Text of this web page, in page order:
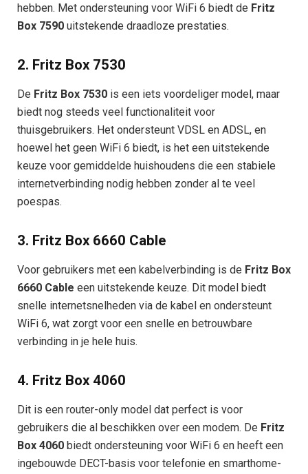
hebben. Met ondersteuning voor WiFi 6 biedt de Fritz
Box 7590 uitstekende draadloze prestaties.
2. Fritz Box 7530
De Fritz Box 7530 is een iets voordeliger model, maar
biedt nog steeds veel functionaliteit voor
thuisgebruikers. Het ondersteunt VDSL en ADSL, en
hoewel het geen WiFi 6 biedt, is het een uitstekende
keuze voor gemiddelde huishoudens die een stabiele
internetverbinding nodig hebben zonder al te veel
poespas.
3. Fritz Box 6660 Cable
Voor gebruikers met een kabelverbinding is de Fritz Box
6660 Cable een uitstekende keuze. Dit model biedt
snelle internetsnelheden via de kabel en ondersteunt
WiFi 6, wat zorgt voor een snelle en betrouwbare
verbinding in je hele huis.
4. Fritz Box 4060
Dit is een router-only model dat perfect is voor
gebruikers die al beschikken over een modem. De Fritz
Box 4060 biedt ondersteuning voor WiFi 6 en heeft een
ingebouwde DECT-basis voor telefonie en smarthome-